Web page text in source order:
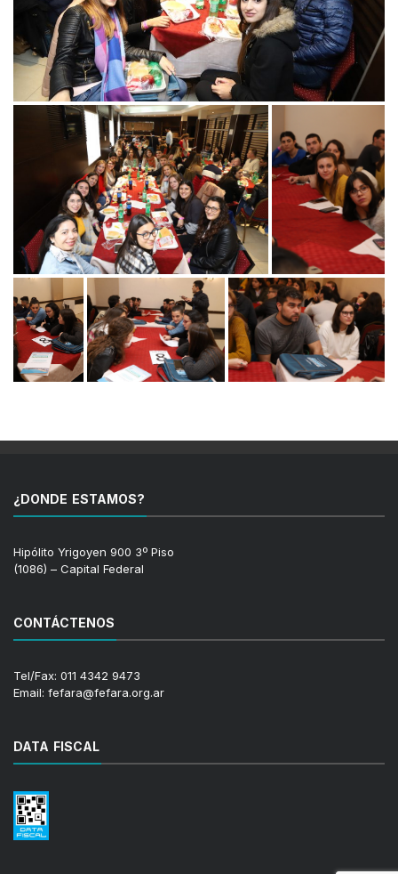
¿DONDE ESTAMOS?
Hipólito Yrigoyen 900 3º Piso
(1086) – Capital Federal
CONTÁCTENOS
Tel/Fax: 011 4342 9473
Email: fefara@fefara.org.ar
DATA FISCAL